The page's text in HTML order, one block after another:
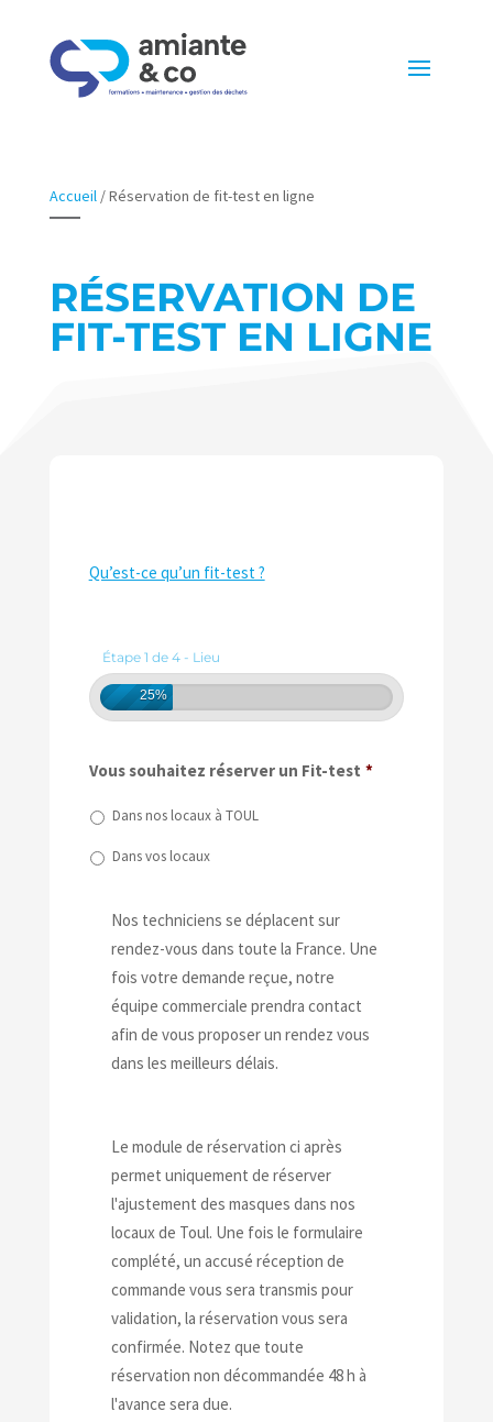
Accueil/Réservation de fit-test en ligne
RÉSERVATION DE
FIT-TEST EN LIGNE
Qu’est-ce qu’un fit-test ?
Étape 1 de 4 - Lieu
25%
Vous souhaitez réserver un Fit-test *
Dans nos locaux à TOUL
Dans vos locaux
Nos techniciens se déplacent sur
rendez-vous dans toute la France. Une
fois votre demande reçue, notre
équipe commerciale prendra contact
afin de vous proposer un rendez vous
dans les meilleurs délais.
Le module de réservation ci après
permet uniquement de réserver
l'ajustement des masques dans nos
locaux de Toul. Une fois le formulaire
complété, un accusé réception de
commande vous sera transmis pour
validation, la réservation vous sera
confirmée. Notez que toute
réservation non décommandée 48 h à
l'avance sera due.